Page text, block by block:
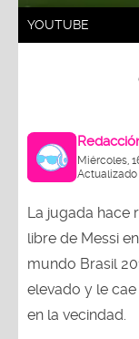
YOUTUBE
Miércoles,
Actualizado
La jugada hace
libre de Messi
mundo Brasil
elevado y le
en la vecindad.